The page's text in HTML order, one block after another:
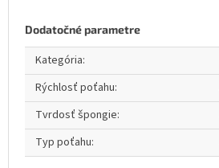
Dodatočné parametre
Kategória:
Rýchlosť poťahu:
Tvrdosť špongie:
Typ poťahu: